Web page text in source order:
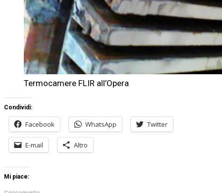
Termocamere FLIR all’Opera
Condividi:
Facebook WhatsApp Twitter
E-mail Altro
Mi piace: